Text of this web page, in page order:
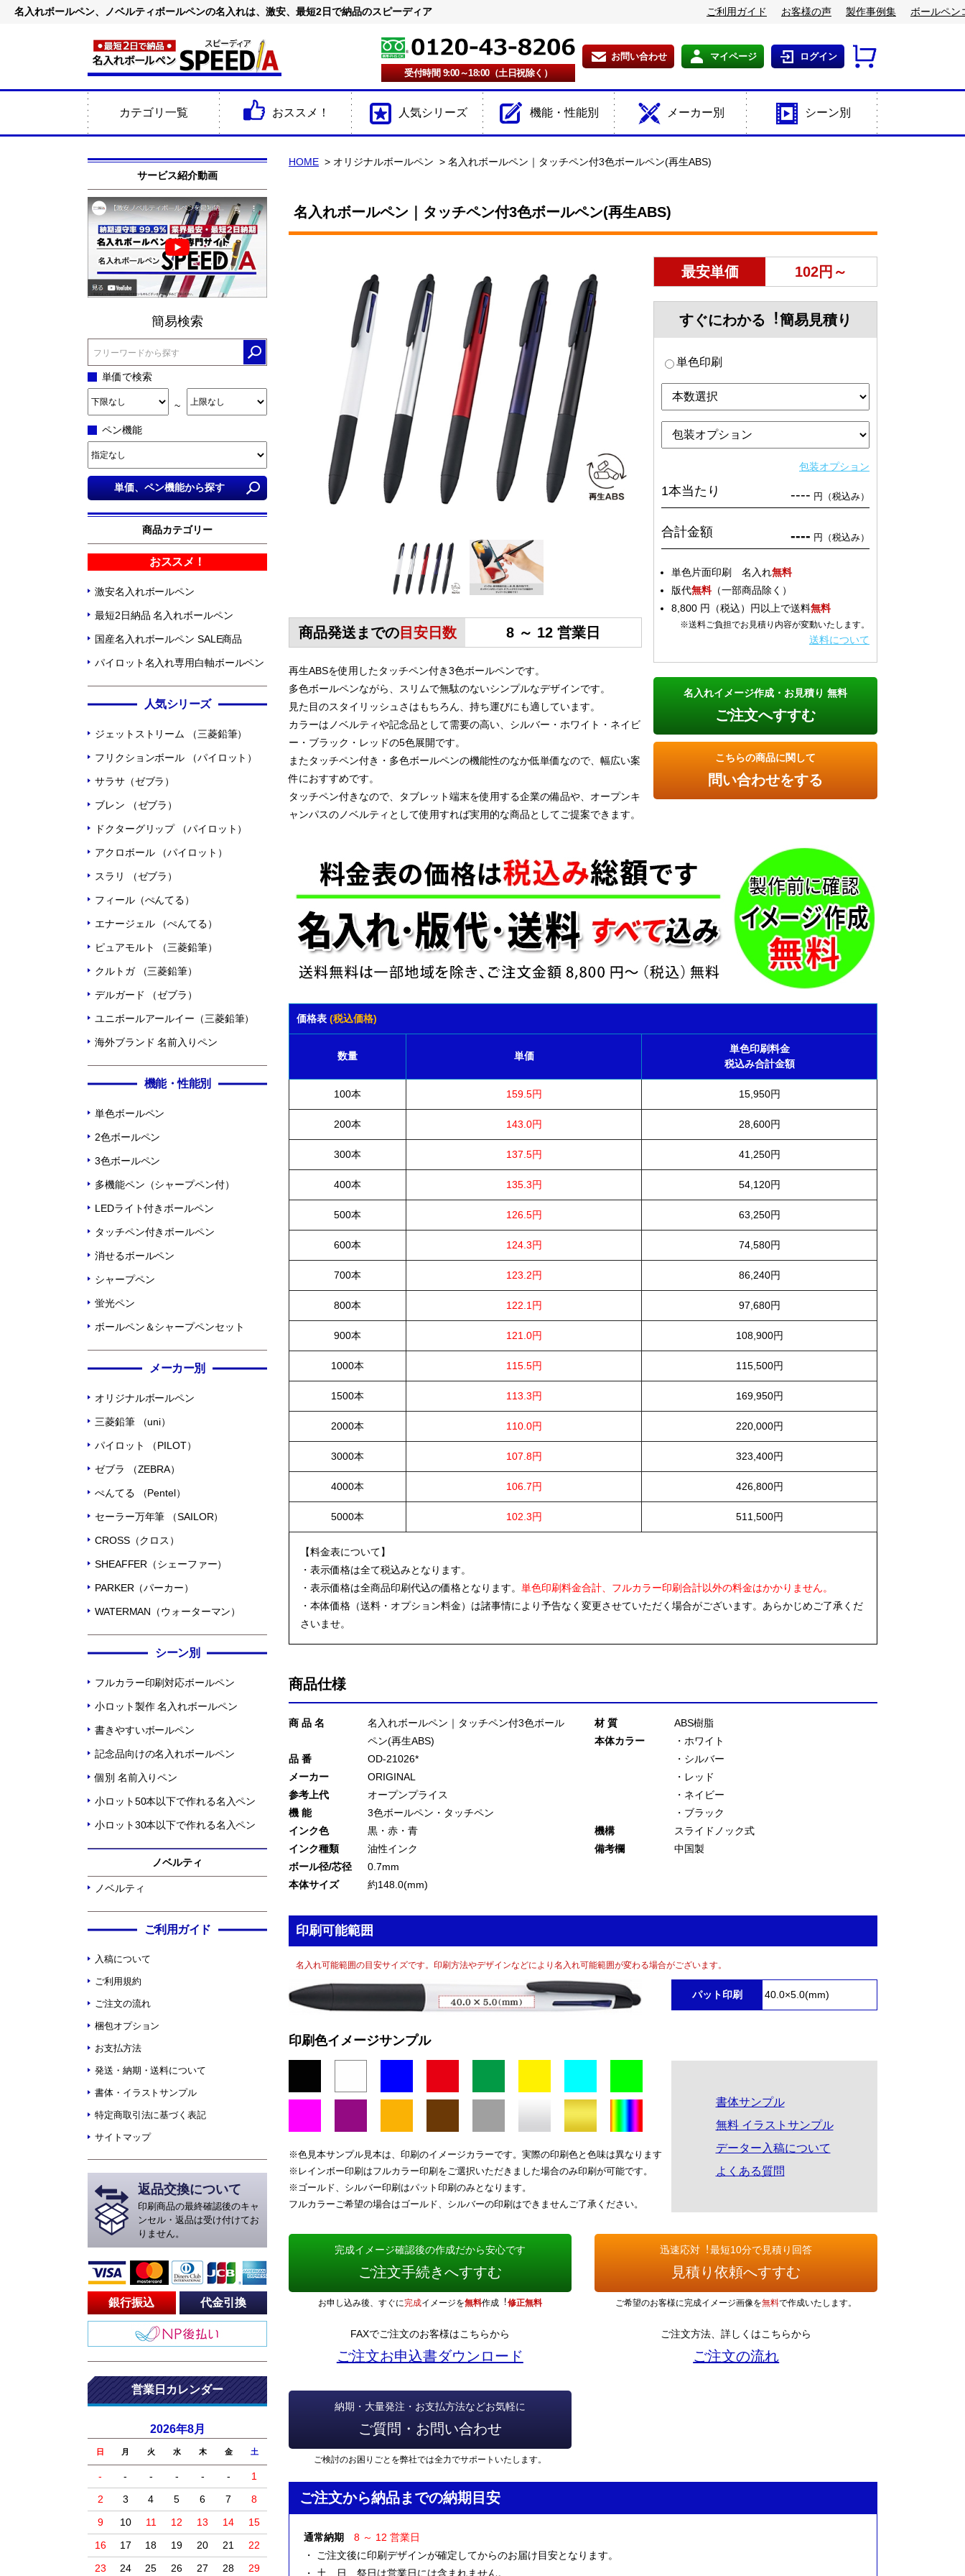
名入れボールペン、ノベルティボールペンの名入れは、激安、最短2日で納品のスピーディア ご利用ガイド お客様の声 製作事例集 ボールペン
受付時間 9:00～18:00（土日祝除く）
お問い合わせ マイページ ログイン
カテゴリ一覧 おススメ！ 人気シリーズ 機能・性能別 メーカー別 シーン別
サービス紹介動画
簡易検索
単価で検索
~
ペン機能
商品カテゴリー
おススメ！
激安名入れボールペン
最短2日納品 名入れボールペン
国産名入れボールペン SALE商品
パイロット名入れ専用白軸ボールペン
人気シリーズ
ジェットストリーム （三菱鉛筆）
フリクションボール （パイロット）
サラサ（ゼブラ）
ブレン （ゼブラ）
ドクターグリップ （パイロット）
アクロボール （パイロット）
スラリ （ゼブラ）
フィール（ぺんてる）
エナージェル （ぺんてる）
ピュアモルト （三菱鉛筆）
クルトガ （三菱鉛筆）
デルガード （ゼブラ）
ユニボールアールイー（三菱鉛筆）
海外ブランド 名前入りペン
機能・性能別
単色ボールペン
2色ボールペン
3色ボールペン
多機能ペン（シャープペン付）
LEDライト付きボールペン
タッチペン付きボールペン
消せるボールペン
シャープペン
蛍光ペン
ボールペン＆シャープペンセット
メーカー別
オリジナルボールペン
三菱鉛筆 （uni）
パイロット （PILOT）
ゼブラ （ZEBRA）
ぺんてる （Pentel）
セーラー万年筆 （SAILOR）
CROSS（クロス）
SHEAFFER（シェーファー）
PARKER（パーカー）
WATERMAN（ウォーターマン）
シーン別
フルカラー印刷対応ボールペン
小ロット製作 名入れボールペン
書きやすいボールペン
記念品向けの名入れボールペン
個別 名前入りペン
小ロット50本以下で作れる名入ペン
小ロット30本以下で作れる名入ペン
ノベルティ
ノベルティ
ご利用ガイド
入稿について
ご利用規約
ご注文の流れ
梱包オプション
お支払方法
発送・納期・送料について
書体・イラストサンプル
特定商取引法に基づく表記
サイトマップ
返品交換について
印刷商品の最終確認後のキャ
ンセル・返品は受け付けてお
りません。
銀行振込 代金引換
営業日カレンダー
2026年8月
日 月 火 水 木 金 土
- - - - - -
1
2
3 4 5 6 7
8
9
10 11 12 13 14
15
16
17 18 19 20 21
22
23
24 25 26 27 28 29
HOME オリジナルボールペン 名入れボールペン｜タッチペン付3色ボールペン(再生ABS)
名入れボールペン｜タッチペン付3色ボールペン(再生ABS)
商品発送までの目安日数 8 ～ 12 営業日
再生ABSを使用したタッチペン付き3色ボールペンです。
多色ボールペンながら、スリムで無駄のないシンプルなデザインです。
見た目のスタイリッシュさはもちろん、持ち運びにも適しています。
カラーはノベルティや記念品として需要の高い、シルバー・ホワイト・ネイビ
ー・ブラック・レッドの5色展開です。
またタッチペン付き・多色ボールペンの機能性のなか低単価なので、幅広い案
件におすすめです。
タッチペン付きなので、タブレット端末を使用する企業の備品や、オープンキ
ャンパスのノベルティとして使用すれば実用的な商品としてご提案できます。
最安単価 102円～
すぐにわかる︕簡易見積り
単色印刷
包装オプション
1本当たり ---- 円（税込み）
合計金額 ---- 円（税込み）
単色片面印刷 名入れ無料
版代無料（一部商品除く）
8,800 円（税込）円以上で送料無料
※送料ご負担でお見積り内容が変動いたします。
送料について
名入れイメージ作成・お見積り 無料
ご注文へすすむ
こちらの商品に関して
問い合わせをする
価格表 (税込価格)
数量 単価
単色印刷料金
税込み合計金額
100本 159.5円 15,950円
200本 143.0円 28,600円
300本 137.5円 41,250円
400本 135.3円 54,120円
500本 126.5円 63,250円
600本 124.3円 74,580円
700本 123.2円 86,240円
800本 122.1円 97,680円
900本 121.0円 108,900円
1000本 115.5円 115,500円
1500本 113.3円 169,950円
2000本 110.0円 220,000円
3000本 107.8円 323,400円
4000本 106.7円 426,800円
5000本 102.3円 511,500円
【料金表について】
・表示価格は全て税込みとなります。
・表示価格は全商品印刷代込の価格となります。 単色印刷料金合計、フルカラー印刷合計以外の料金はかかりません。
・本体価格（送料・オプション料金）は諸事情により予告なく変更させていただく場合がございます。あらかじめご了承くだ
さいませ。
商品仕様
商 品 名
名入れボールペン｜タッチペン付3色ボール
ペン(再生ABS)
品 番
OD-21026*
メーカー
ORIGINAL
参考上代
オープンプライス
機 能
3色ボールペン・タッチペン
インク色
黒・赤・青
インク種類
油性インク
ボール径/芯径
0.7mm
本体サイズ
約148.0(mm)
材 質
ABS樹脂
本体カラー
・ホワイト
・シルバー
・レッド
・ネイビー
・ブラック
機構
スライドノック式
備考欄
中国製
印刷可能範囲
名入れ可能範囲の目安サイズです。印刷方法やデザインなどにより名入れ可能範囲が変わる場合がございます。
パット印刷 40.0×5.0(mm)
印刷色イメージサンプル
※色見本サンプル見本は、印刷のイメージカラーです。実際の印刷色と色味は異なります
※レインボー印刷はフルカラー印刷をご選択いただきました場合のみ印刷が可能です。
※ゴールド、シルバー印刷はパット印刷のみとなります。
フルカラーご希望の場合はゴールド、シルバーの印刷はできませんご了承ください。
書体サンプル
無料 イラストサンプル
データー入稿について
よくある質問
完成イメージ確認後の作成だから安心です
ご注文手続きへすすむ
お申し込み後、すぐに完成イメージを無料作成︕修正無料
迅速応対︕最短10分で見積り回答
見積り依頼へすすむ
ご希望のお客様に完成イメージ画像を無料で作成いたします。
FAXでご注文のお客様はこちらから
ご注文お申込書ダウンロード
ご注文方法、詳しくはこちらから
ご注文の流れ
納期・大量発注・お支払方法などお気軽に
ご質問・お問い合わせ
ご検討のお困りごとを弊社では全力でサポートいたします。
ご注文から納品までの納期目安
通常納期
8 ～ 12 営業日
・ ご注文後に印刷デザインが確定してからのお届け目安となります。
・ 土、日、祭日は営業日には含まれません。